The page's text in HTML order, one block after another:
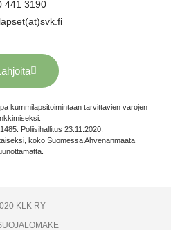
441 3190
kummilapsitoimintaan tarvittavien varojen
Poliisihallitus 23.11.2020.
koko Suomessa Ahvenanmaata
KLK RY